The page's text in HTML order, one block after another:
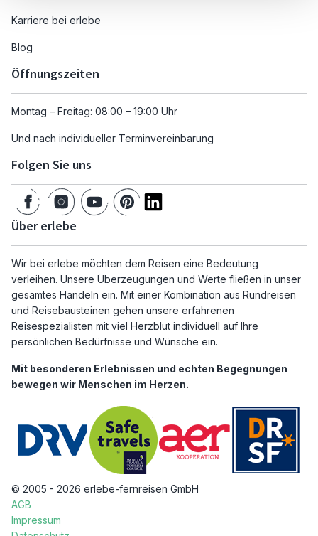
Karriere bei erlebe
Blog
Öffnungszeiten
Montag – Freitag: 08:00 – 19:00 Uhr
Und nach individueller Terminvereinbarung
Folgen Sie uns
Über erlebe
Wir bei erlebe möchten dem Reisen eine Bedeutung
verleihen. Unsere Überzeugungen und Werte fließen in unser
gesamtes Handeln ein. Mit einer Kombination aus Rundreisen
und Reisebausteinen gehen unsere erfahrenen
Reisespezialisten mit viel Herzblut individuell auf Ihre
persönlichen Bedürfnisse und Wünsche ein.
Mit besonderen Erlebnissen und echten Begegnungen
bewegen wir Menschen im Herzen.
© 2005 - 2026 erlebe-fernreisen GmbH
AGB
Impressum